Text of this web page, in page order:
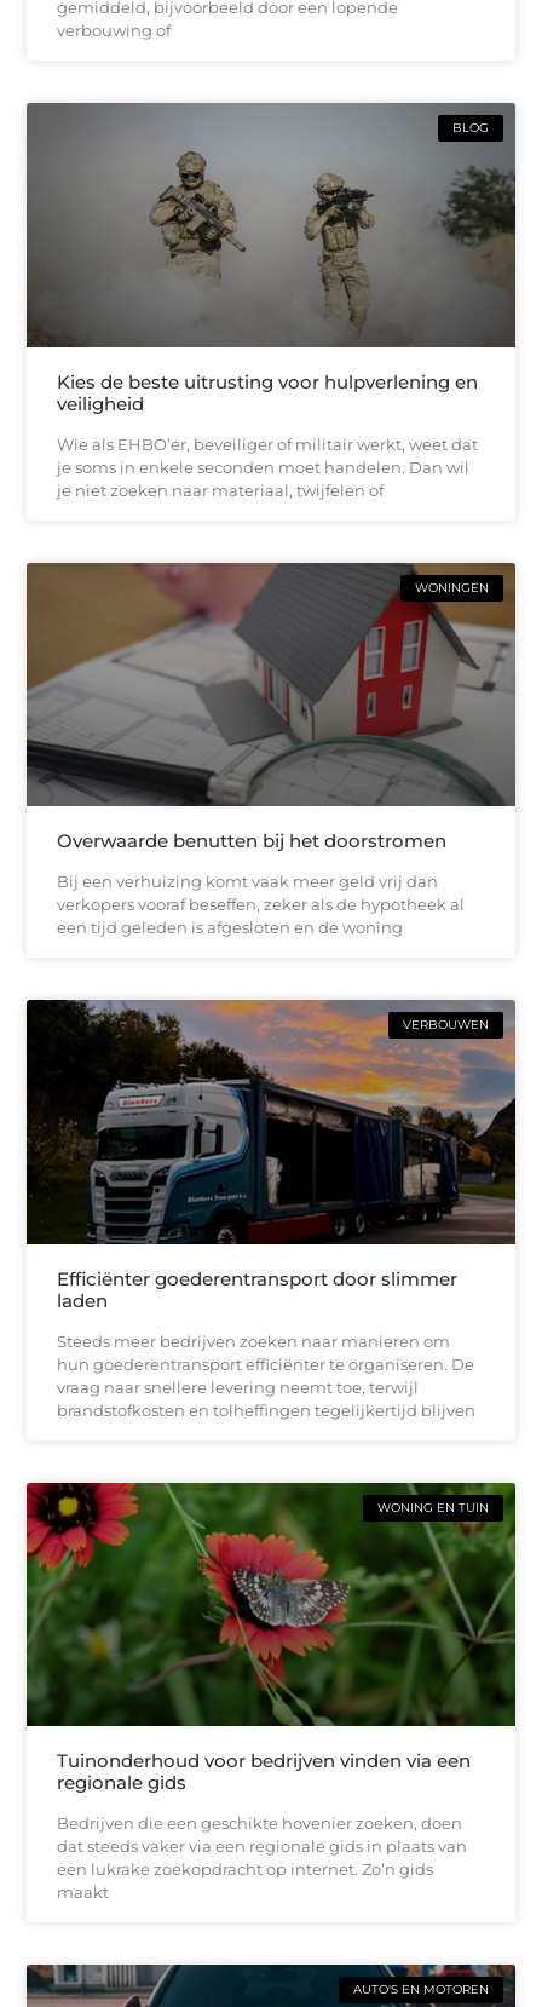
gemiddeld, bijvoorbeeld door een lopende
verbouwing of
BLOG
Kies de beste uitrusting voor hulpverlening en
veiligheid
Wie als EHBO’er, beveiliger of militair werkt, weet dat
je soms in enkele seconden moet handelen. Dan wil
je niet zoeken naar materiaal, twijfelen of
WONINGEN
Overwaarde benutten bij het doorstromen
Bij een verhuizing komt vaak meer geld vrij dan
verkopers vooraf beseffen, zeker als de hypotheek al
een tijd geleden is afgesloten en de woning
VERBOUWEN
Efficiënter goederentransport door slimmer
laden
Steeds meer bedrijven zoeken naar manieren om
hun goederentransport efficiënter te organiseren. De
vraag naar snellere levering neemt toe, terwijl
brandstofkosten en tolheffingen tegelijkertijd blijven
WONING EN TUIN
Tuinonderhoud voor bedrijven vinden via een
regionale gids
Bedrijven die een geschikte hovenier zoeken, doen
dat steeds vaker via een regionale gids in plaats van
een lukrake zoekopdracht op internet. Zo’n gids
maakt
AUTO'S EN MOTOREN